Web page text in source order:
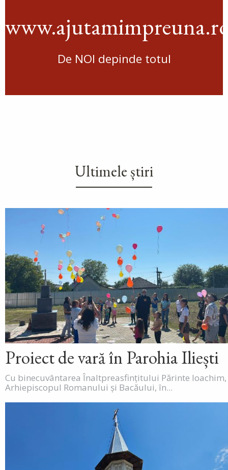
De NOI depinde totul
Ultimele știri
Proiect de vară în Parohia Iliești
Cu binecuvântarea Înaltpreasfințitului Părinte Ioachim,
Arhiepiscopul Romanului și Bacăului, în...